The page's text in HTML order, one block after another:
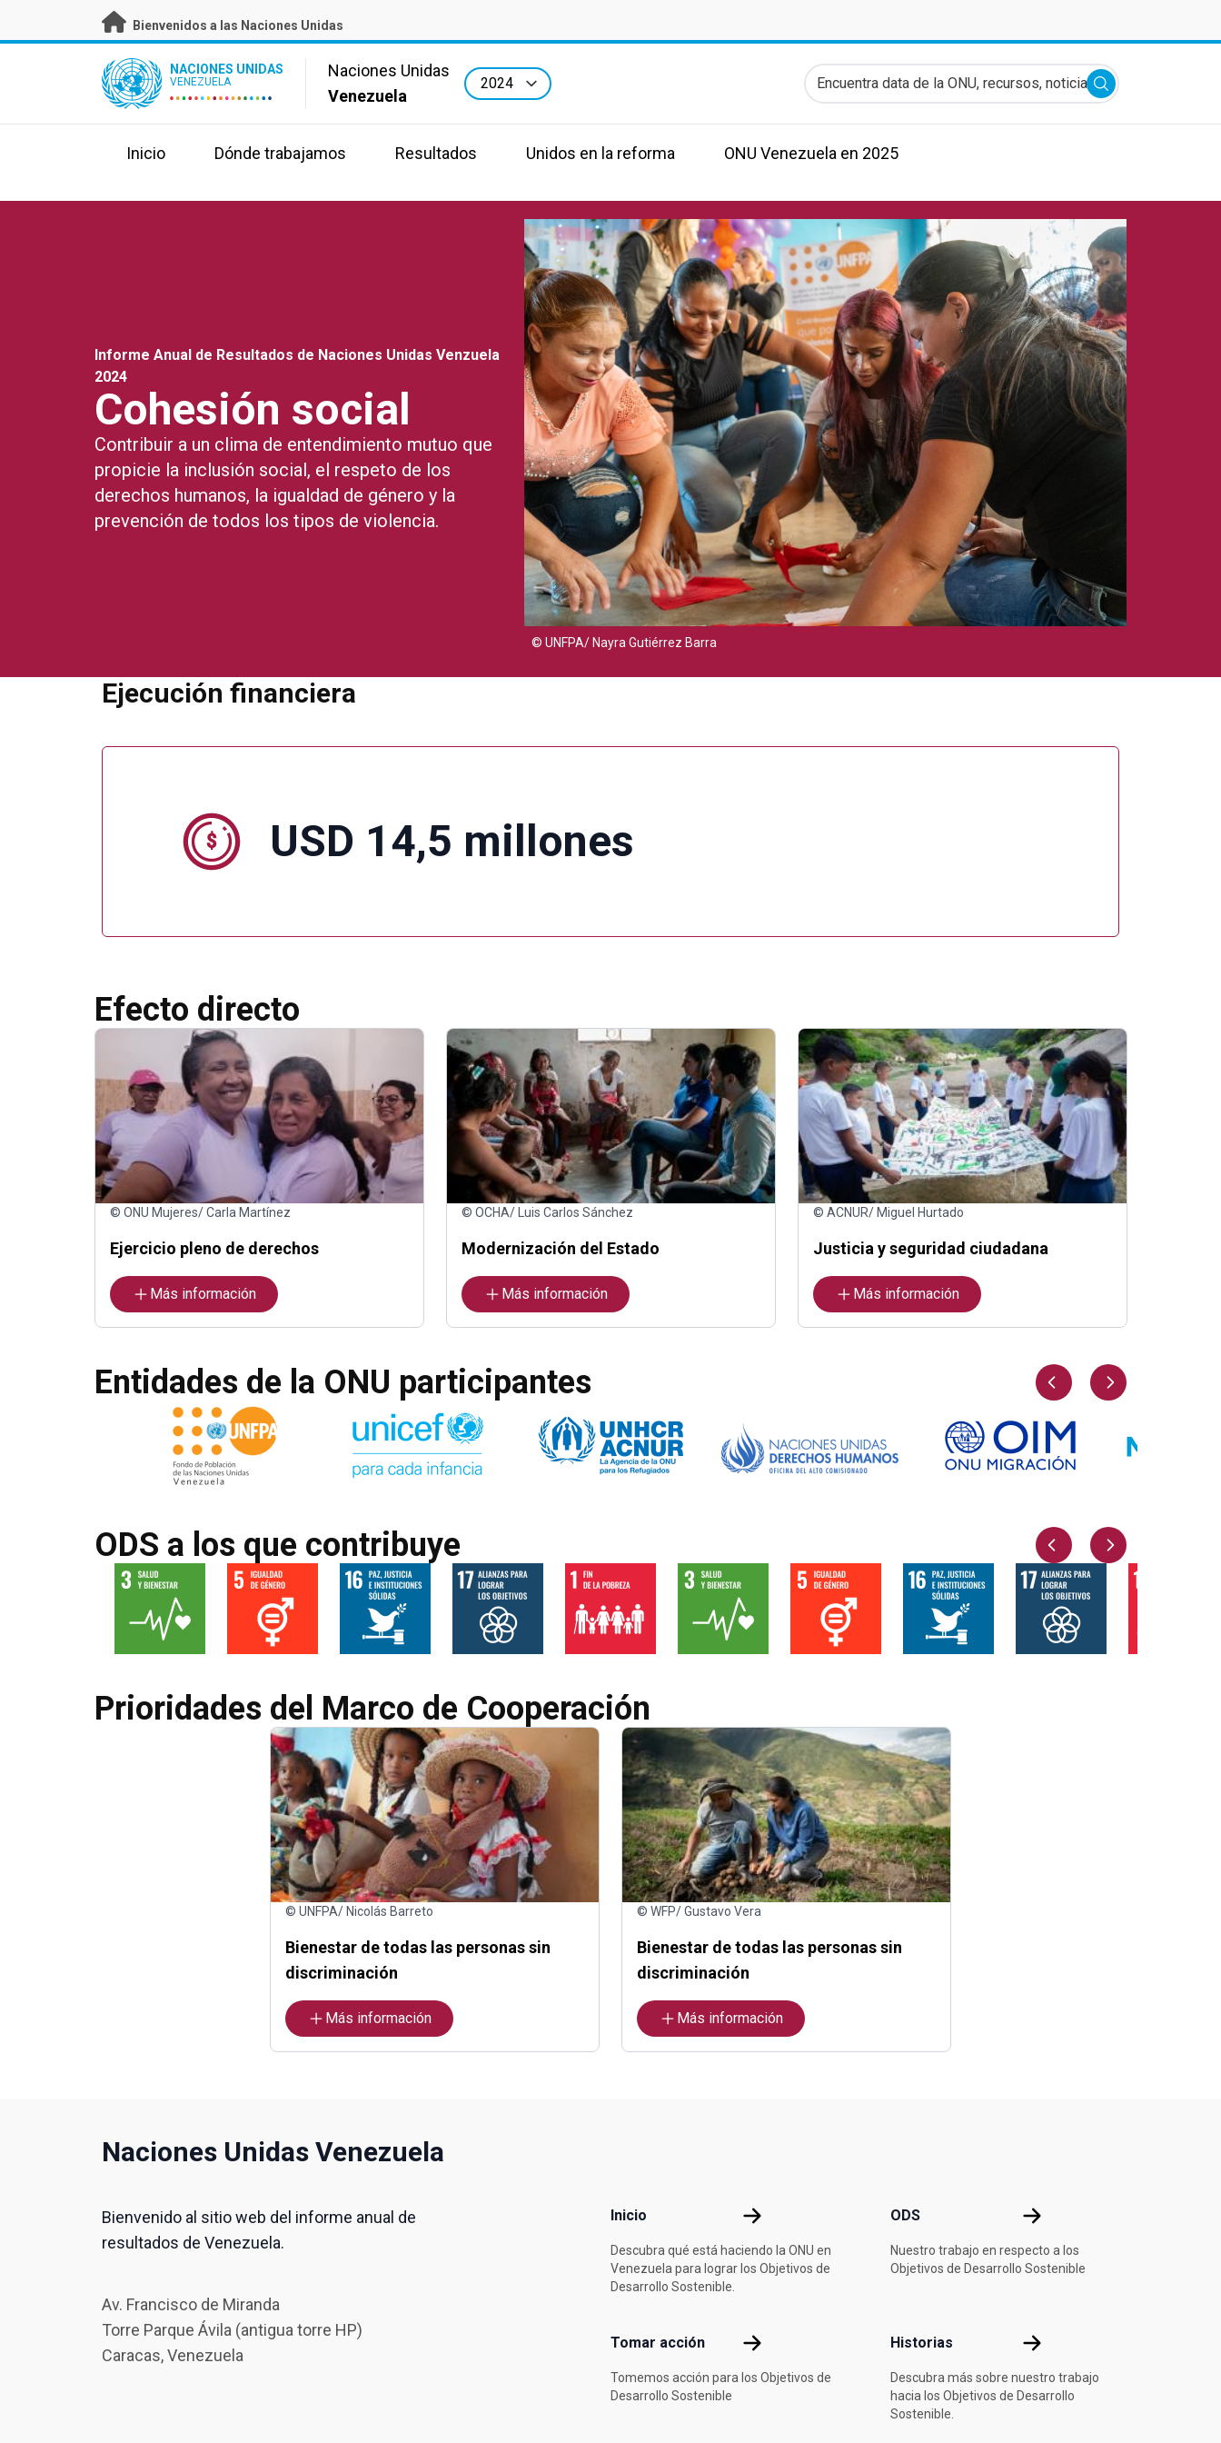
Bienvenidos a las Naciones Unidas
UN Logo NACIONES UNIDAS
VENEZUELA
Naciones Unidas
Venezuela
Encuentra data de la ONU, recursos, noticias y más...
Submit search
Inicio Dónde trabajamos Resultados Unidos en la reforma ONU Venezuela en 2025
Informe Anual de Resultados de Naciones Unidas Venzuela
2024
Cohesión social
Contribuir a un clima de entendimiento mutuo que
propicie la inclusión social, el respeto de los
derechos humanos, la igualdad de género y la
prevención de todos los tipos de violencia.
© UNFPA/ Nayra Gutiérrez Barra
Ejecución financiera
USD 14,5 millones
© ONU Mujeres/ Carla Martínez
Ejercicio pleno de derechos
Más información
© OCHA/ Luis Carlos Sánchez
Modernización del Estado
Más información
© ACNUR/ Miguel Hurtado
Justicia y seguridad ciudadana
Más información
Efecto directo
Entidades de la ONU participantes
ODS a los que contribuye
© UNFPA/ Nicolás Barreto
Bienestar de todas las personas sin
discriminación
Más información
© WFP/ Gustavo Vera
Bienestar de todas las personas sin
discriminación
Más información
Prioridades del Marco de Cooperación
Naciones Unidas Venezuela
Bienvenido al sitio web del informe anual de
resultados de Venezuela.
Av. Francisco de Miranda
Torre Parque Ávila (antigua torre HP)
Caracas, Venezuela
Inicio Inicio
Descubra qué está haciendo la ONU en
Venezuela para lograr los Objetivos de
Desarrollo Sostenible.
ODS ODS
Nuestro trabajo en respecto a los
Objetivos de Desarrollo Sostenible
Tomar acción Tomar acción
Tomemos acción para los Objetivos de
Desarrollo Sostenible
Historias Historias
Descubra más sobre nuestro trabajo
hacia los Objetivos de Desarrollo
Sostenible.